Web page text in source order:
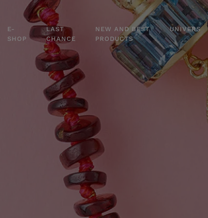
E-
SHOP
LAST
CHANCE
NEW AND BEST
PRODUCTS
UNIVERS